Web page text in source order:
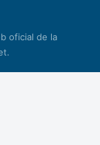
oficial de la